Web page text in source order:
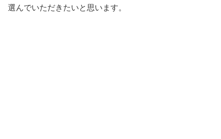
選んでいただきたいと思います。